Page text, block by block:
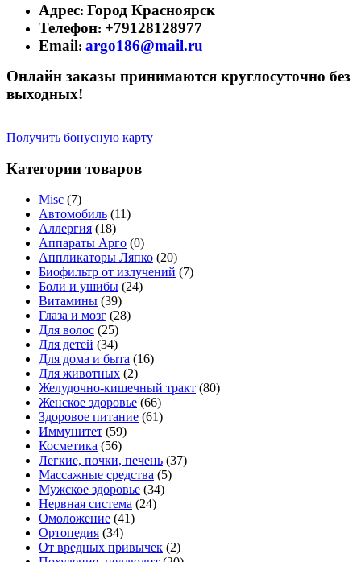
Адрес: Город Красноярск
Телефон: +79128128977
Email: argo186@mail.ru
Онлайн заказы принимаются круглосуточно без
выходных!
Получить бонусную карту
Категории товаров
Misc (7)
Автомобиль (11)
Аллергия (18)
Аппараты Арго (0)
Аппликаторы Ляпко (20)
Биофильтр от излучений (7)
Боли и ушибы (24)
Витамины (39)
Глаза и мозг (28)
Для волос (25)
Для детей (34)
Для дома и быта (16)
Для животных (2)
Желудочно-кишечный тракт (80)
Женское здоровье (66)
Здоровое питание (61)
Иммунитет (59)
Косметика (56)
Легкие, почки, печень (37)
Массажные средства (5)
Мужское здоровье (34)
Нервная система (24)
Омоложение (41)
Ортопедия (34)
От вредных привычек (2)